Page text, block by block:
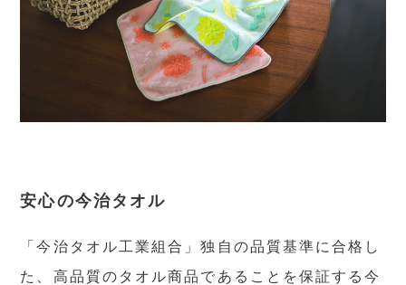
安心の今治タオル
「今治タオル工業組合」独自の品質基準に合格し
た、高品質のタオル商品であることを保証する今